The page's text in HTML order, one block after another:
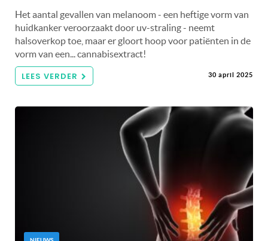
Het aantal gevallen van melanoom - een heftige vorm van
huidkanker veroorzaakt door uv-straling - neemt
halsoverkop toe, maar er gloort hoop voor patiënten in de
vorm van een... cannabisextract!
LEES VERDER 30 april 2025